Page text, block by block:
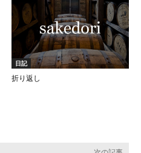
日記
折り返し